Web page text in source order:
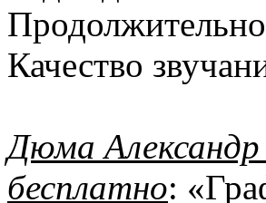
Качество
Дюма
бесплатно: